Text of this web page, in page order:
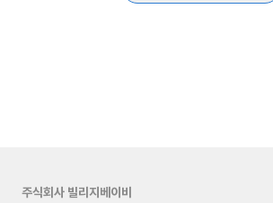
주식회사 빌리지베이비